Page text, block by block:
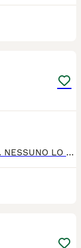
Il dolce CORFU' si trova ancora in rifugio... NESSUNO LO HA ANCORA SCELTO, EPPURE è COSI' CARINO.... Un cucciolone meraviglioso, giocherellone, buono e tanto dolce... sta crescendo in una gabbia e non lo merita Nato a febbraio 2024, pesa 17 kili ed è prontissimo per trascorrere una lunga vita in famiglia! Si trova nel basso Lazio, adottabile al nord e centro Italia! Presentazione su whazz app [hidden]